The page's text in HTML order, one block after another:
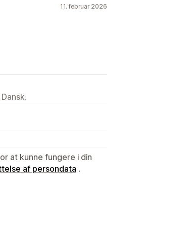
11. februar 2026
at kunne fungere i din
af persondata .